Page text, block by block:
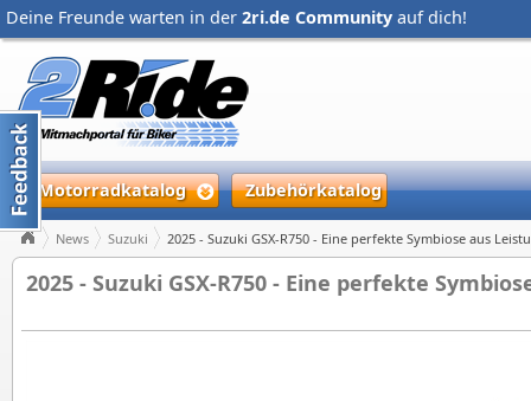
Deine Freunde warten in der 2ri.de Community auf dich!
Motorradkatalog Zubehörkatalog
News Suzuki 2025 - Suzuki GSX-R750 - Eine perfekte Symbiose aus
2025 - Suzuki GSX-R750 - Eine perfekte